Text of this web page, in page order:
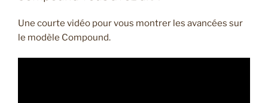
Une courte vidéo pour vous montrer les avancées sur
le modèle Compound.